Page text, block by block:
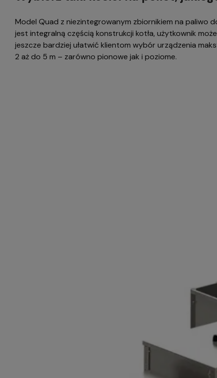
Model Quad z niezintegrowanym zbiornikiem na paliwo
jest integralną częścią konstrukcji kotła, użytkownik
jeszcze bardziej ułatwić klientom wybór urządzenia
2 aż do 5 m – zarówno pionowe jak i poziome.